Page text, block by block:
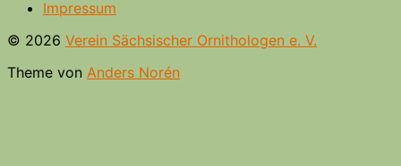
Impressum
© 2026 Verein Sächsischer Ornithologen e. V.
Theme von Anders Norén